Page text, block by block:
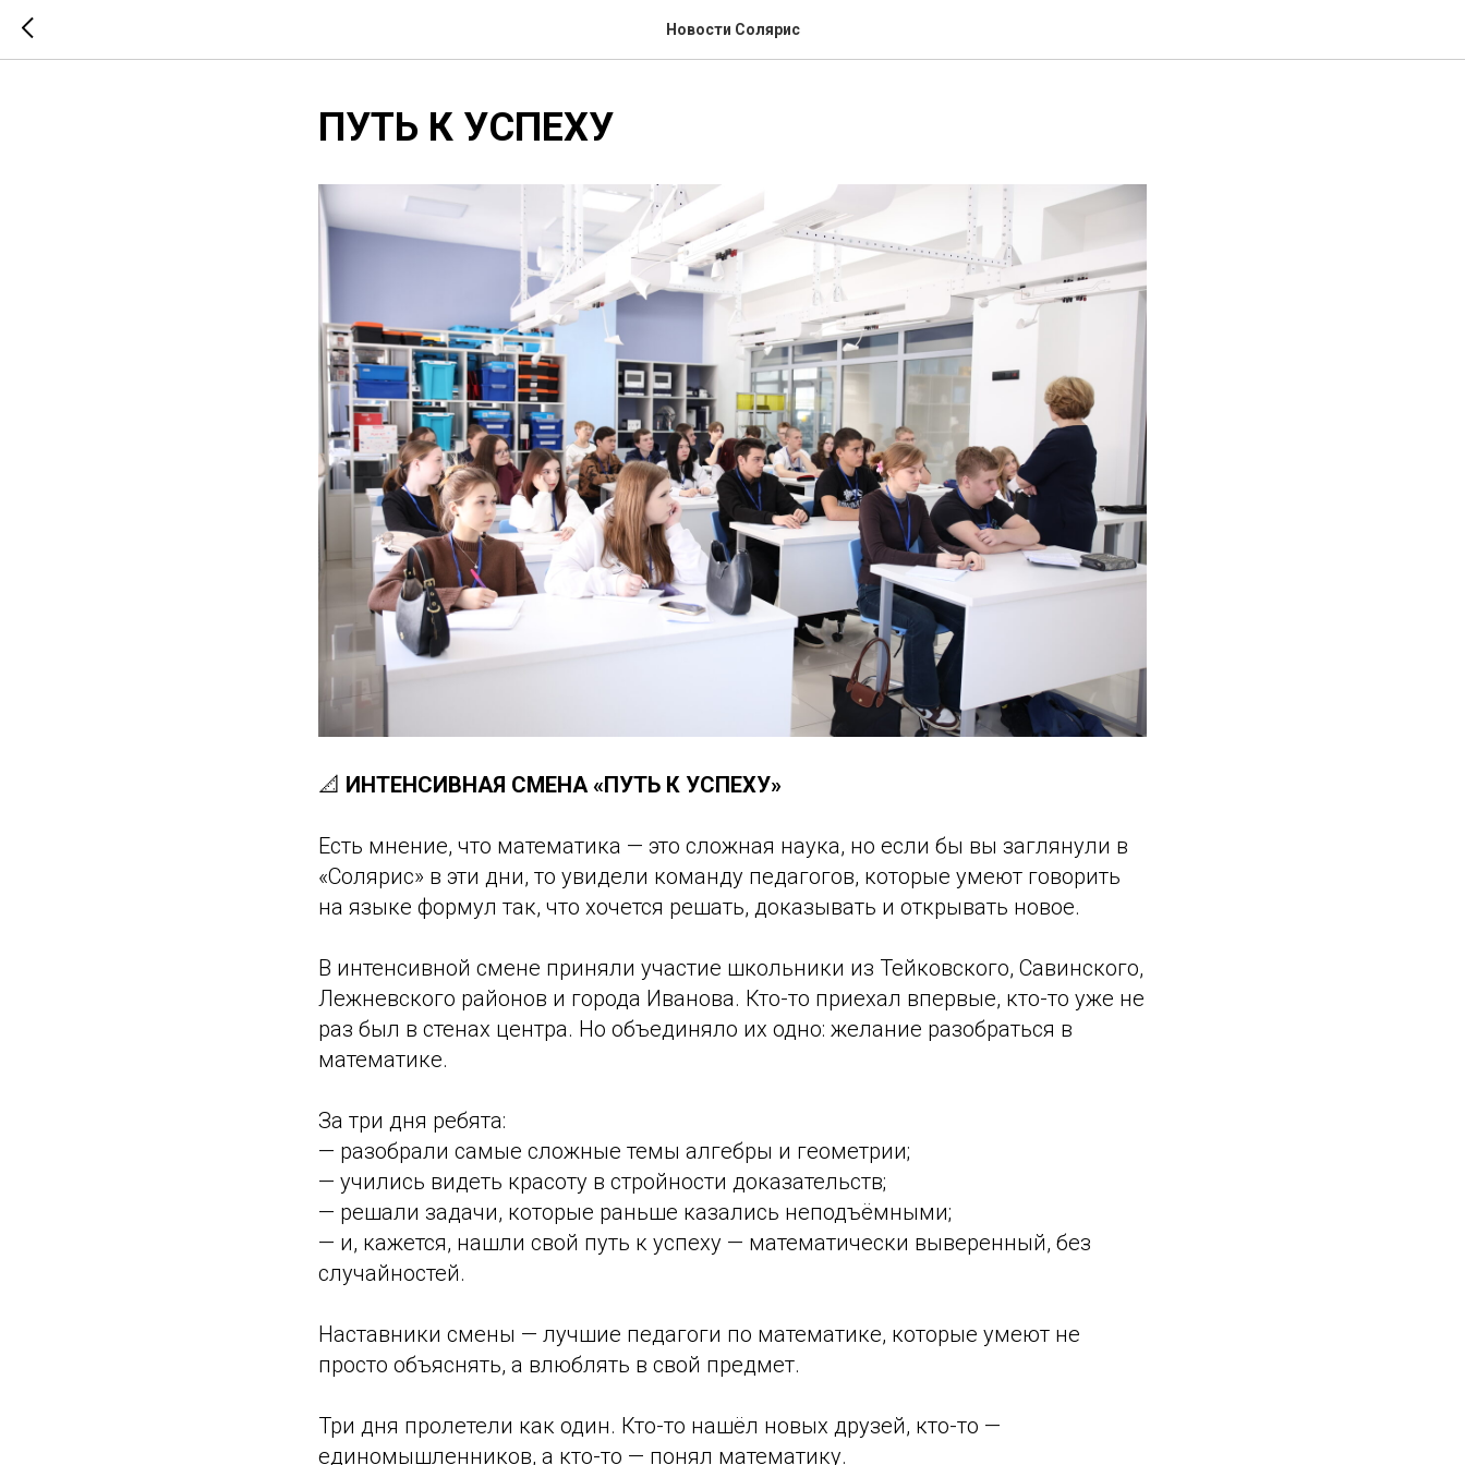
Новости Солярис
ПУТЬ К УСПЕХУ
📐 ИНТЕНСИВНАЯ СМЕНА «ПУТЬ К УСПЕХУ»
Есть мнение, что математика — это сложная наука, но если бы вы заглянули в
«Солярис» в эти дни, то увидели команду педагогов, которые умеют говорить
на языке формул так, что хочется решать, доказывать и открывать новое.
В интенсивной смене приняли участие школьники из Тейковского, Савинского,
Лежневского районов и города Иванова. Кто-то приехал впервые, кто-то уже не
раз был в стенах центра. Но объединяло их одно: желание разобраться в
математике.
За три дня ребята:
— разобрали самые сложные темы алгебры и геометрии;
— учились видеть красоту в стройности доказательств;
— решали задачи, которые раньше казались неподъёмными;
— и, кажется, нашли свой путь к успеху — математически выверенный, без
случайностей.
Наставники смены — лучшие педагоги по математике, которые умеют не
просто объяснять, а влюблять в свой предмет.
Три дня пролетели как один. Кто-то нашёл новых друзей, кто-то —
единомышленников, а кто-то — понял математику.